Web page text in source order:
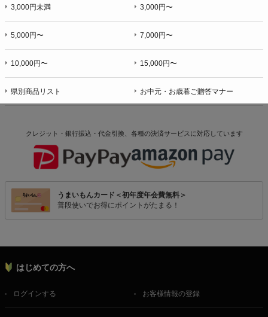
3,000円未満 3,000円〜
5,000円〜 7,000円〜
10,000円〜 15,000円〜
県別商品リスト お中元・お歳暮ご贈答マナー
クレジット・銀行振込・代金引換、各種の決済サービスに対応しています
うまいもんカード＜初年度年会費無料＞
普段使いでお得にポイントがたまる！
はじめての方へ
ログインする お客様情報の登録